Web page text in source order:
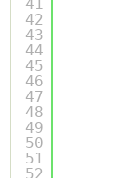
41
42
43
44
45
46
47
48
49
50
51
52